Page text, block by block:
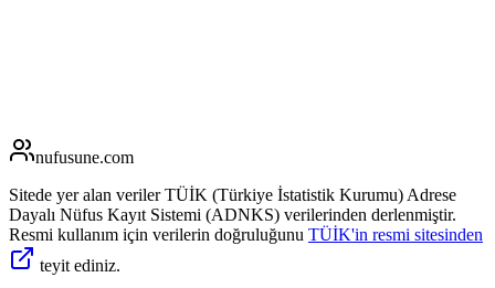
nufusune.com
Sitede yer alan veriler TÜİK (Türkiye İstatistik Kurumu) Adrese
Dayalı Nüfus Kayıt Sistemi (ADNKS) verilerinden derlenmiştir.
Resmi kullanım için verilerin doğruluğunu TÜİK'in resmi sitesinden
teyit ediniz.